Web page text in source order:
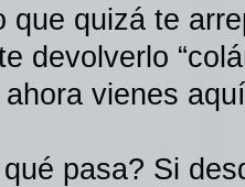
que quizá te
devolverlo
vienes
pasa? Si